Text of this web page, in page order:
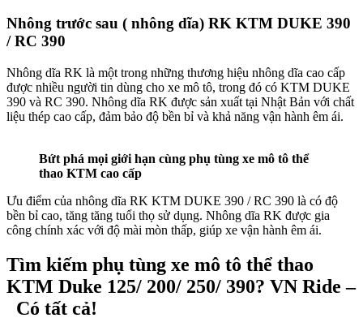
Nhông trước sau ( nhông dĩa) RK KTM DUKE 390
/ RC 390
Nhông dĩa RK là một trong những thương hiệu nhông dĩa cao cấp
được nhiều người tin dùng cho xe mô tô, trong đó có KTM DUKE
390 và RC 390. Nhông dĩa RK được sản xuất tại Nhật Bản với chất
liệu thép cao cấp, đảm bảo độ bền bỉ và khả năng vận hành êm ái.
Bứt phá mọi giới hạn cùng phụ tùng xe mô tô thể
thao KTM cao cấp
Ưu điểm của nhông dĩa RK KTM DUKE 390 / RC 390 là có độ
bền bỉ cao, tăng tăng tuổi thọ sử dụng. Nhông dĩa RK được gia
công chính xác với độ mài mòn thấp, giúp xe vận hành êm ái.
Tìm kiếm phụ tùng xe mô tô thể thao
KTM Duke 125/ 200/ 250/ 390? VN Ride –
Có tất cả!